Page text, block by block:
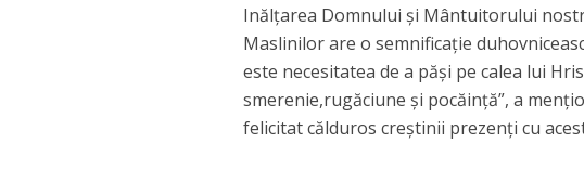
Inălțarea Domnului și Mântuitorului
Maslinilor are o semnificație
este necesitatea de a păși pe calea lui
smerenie,rugăciune și pocăință”, a
felicitat călduros creștinii prezenți cu